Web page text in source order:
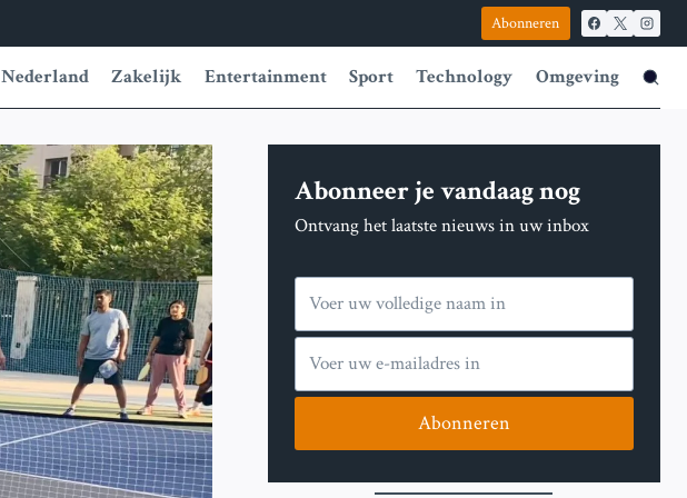
Abonneren
Nederland Zakelijk Entertainment Sport Technology Omgeving
Abonneer je vandaag nog
Ontvang het laatste nieuws in uw inbox
Abonneren